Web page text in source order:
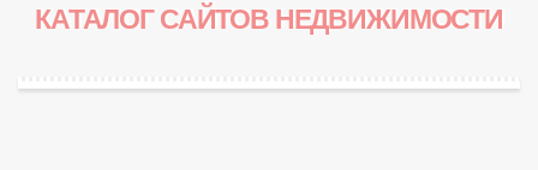
КАТАЛОГ САЙТОВ НЕДВИЖИМОСТИ